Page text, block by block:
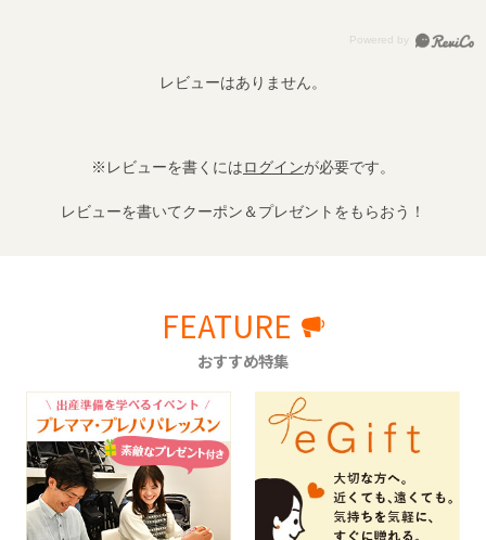
レビューはありません。
※レビューを書くにはログインが必要です。
レビューを書いてクーポン＆プレゼントをもらおう！
FEATURE
おすすめ特集